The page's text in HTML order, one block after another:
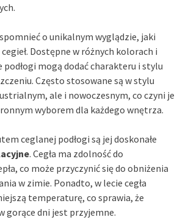
o unikalnym wyglądzie, jaki
Dostępne w różnych kolorach i
podłogi mogą dodać charakteru i stylu
Często stosowane są w stylu
ale i nowoczesnym, co czyni je
wyborem dla każdego wnętrza.
ceglanej podłogi są jej doskonałe
. Cegła ma zdolność do
co może przyczynić się do obniżenia
w zimie. Ponadto, w lecie cegła
temperaturę, co sprawia, że
gorące dni jest przyjemne.